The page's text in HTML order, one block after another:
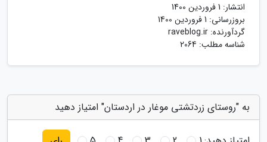
انتشار: 1 فروردین 1400
بروزرسانی: 1 فروردین 1400
گردآورنده: raveblog.ir
شناسه مطلب: 2064
به "روستای زردتشتی موغار در اردستان" امتیاز دهید